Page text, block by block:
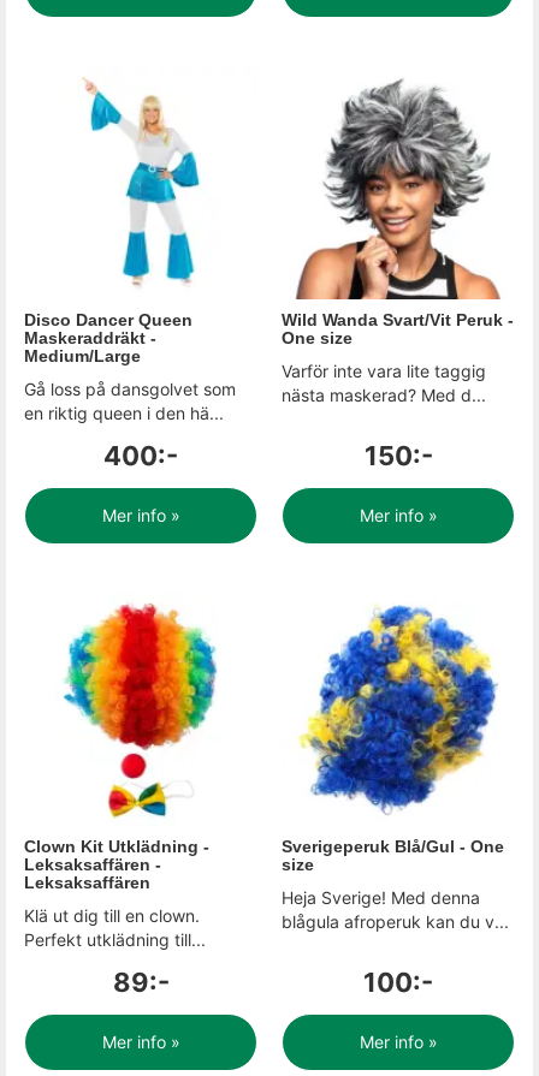
Disco Dancer Queen
Maskeraddräkt -
Medium/Large
Gå loss på dansgolvet som
en riktig queen i den hä...
400:-
Mer info »
Wild Wanda Svart/Vit Peruk -
One size
Varför inte vara lite taggig
nästa maskerad? Med d...
150:-
Mer info »
Clown Kit Utklädning -
Leksaksaffären -
Leksaksaffären
Klä ut dig till en clown.
Perfekt utklädning till...
89:-
Mer info »
Sverigeperuk Blå/Gul - One
size
Heja Sverige! Med denna
blågula afroperuk kan du v...
100:-
Mer info »